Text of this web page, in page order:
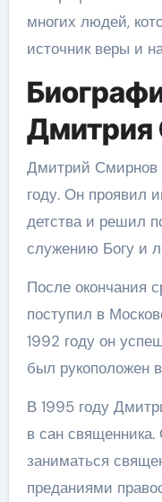
многих людей,
источник веры и
Дмитрия
Дмитрий Смирнов
году. Он проявил
детства и решил
служению Богу и
После окончания
поступил в
1992 году он
был рукоположен
В 1995 году
в сан священника.
заниматься
преданиями